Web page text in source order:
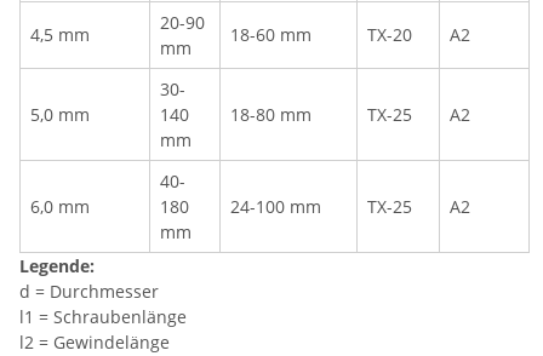
4,5 mm
20-90
mm
18-60 mm TX-20 A2
5,0 mm
30-
140
mm
18-80 mm TX-25 A2
6,0 mm
40-
180
mm
24-100 mm TX-25 A2
Legende:
d = Durchmesser
l1 = Schraubenlänge
l2 = Gewindelänge